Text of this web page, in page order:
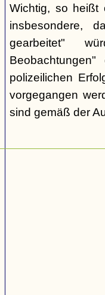
Wichtig, so heißt
insbesondere,
gearbeitet"
polizeilichen
vorgegangen
sind gemäß der